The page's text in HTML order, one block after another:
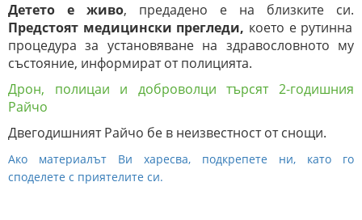
Детето е живо, предадено е на близките си.
Предстоят медицински прегледи, което е рутинна
процедура за установяване на здравословното му
състояние, информират от полицията.
Дрон, полицаи и доброволци търсят 2-годишния
Райчо
Двегодишният Райчо бе в неизвестност от снощи.
Ако материалът Ви харесва, подкрепете ни, като го
споделете с приятелите си.